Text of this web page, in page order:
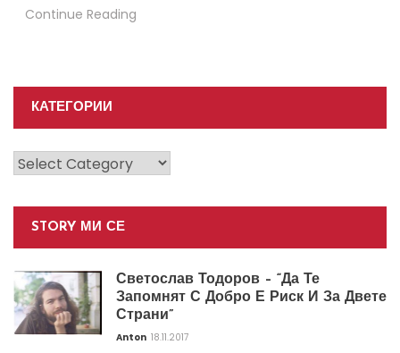
Continue Reading
КАТЕГОРИИ
Категории
STORY МИ СЕ
Светослав Тодоров – “Да Те
Запомнят С Добро Е Риск И За Двете
Страни”
Anton 18.11.2017